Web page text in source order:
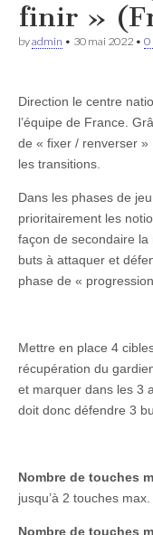
finir »
byadmin • 30 mai 2022 • 0
Direction le centre
l’équipe de France.
de « fixer / renverser
les transitions.
Dans les phases de
prioritairement les
façon de secondaire la
buts à attaquer et
phase de «
Mettre en place 4
récupération du
et marquer dans les 3
doit donc défendre 3
Nombre de touches
jusqu’à 2 touches max.
Nombre de touches